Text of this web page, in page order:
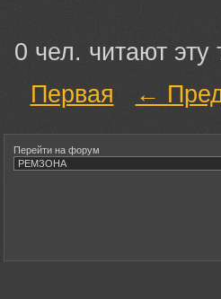
0 чел. читают эту
Первая
←
Перейти на форум